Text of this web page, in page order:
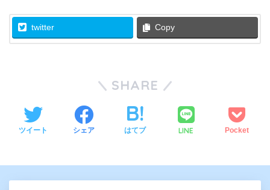
twitter Copy
SHARE
ツイート シェア はてブ LINE Pocket